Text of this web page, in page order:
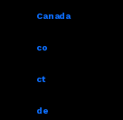
Canada
co
ct
de